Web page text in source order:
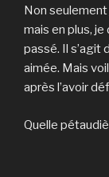
Non
mais en plus,
passé. Il s’agit
aimée. Mais
après l’avoir
Quelle